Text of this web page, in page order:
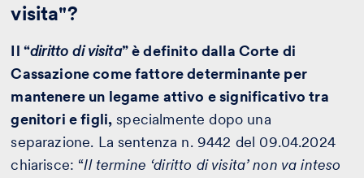
visita"?
Il “diritto di visita” è definito dalla Corte di
Cassazione come fattore determinante per
mantenere un legame attivo e significativo tra
genitori e figli, specialmente dopo una
separazione. La sentenza n. 9442 del 09.04.2024
chiarisce: “Il termine ‘diritto di visita’ non va inteso